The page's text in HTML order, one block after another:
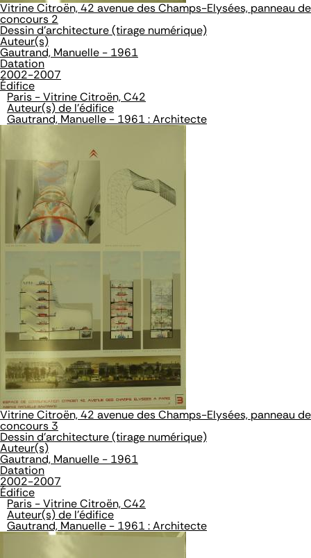
Vitrine Citroën, 42 avenue des Champs-Elysées, panneau de
concours 2
Dessin d'architecture (tirage numérique)
Auteur(s)
Gautrand, Manuelle - 1961
Datation
2002-2007
Édifice
Paris - Vitrine Citroën, C42
Auteur(s) de l'édifice
Gautrand, Manuelle - 1961 : Architecte
Vitrine Citroën, 42 avenue des Champs-Elysées, panneau de
concours 3
Dessin d'architecture (tirage numérique)
Auteur(s)
Gautrand, Manuelle - 1961
Datation
2002-2007
Édifice
Paris - Vitrine Citroën, C42
Auteur(s) de l'édifice
Gautrand, Manuelle - 1961 : Architecte